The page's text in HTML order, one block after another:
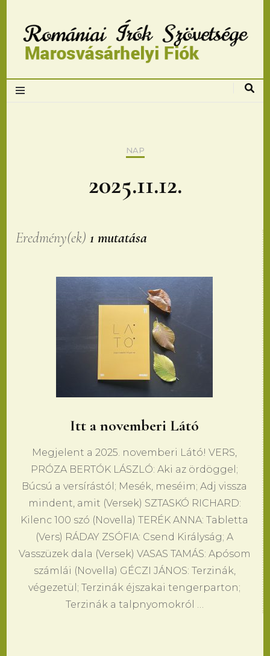
Romániai Írók
Marosvásárhelyi
NAP
2025.11.12.
Eredmény(ek)1 mutatása
Itt a novemberi Látó
Megjelent a 2025. novemberi Látó! VERS,
PRÓZA BERTÓK LÁSZLÓ: Aki az ördöggel;
Búcsú a versírástól; Mesék, meséim; Adj vissza
mindent, amit (Versek) SZTASKÓ RICHARD:
Kilenc 100 szó (Novella) TERÉK ANNA: Tabletta
(Vers) RÁDAY ZSÓFIA: Csend Királyság; A
Vasszüzek dala (Versek) VASAS TAMÁS: Apósom
számlái (Novella) GÉCZI JÁNOS: Terzinák,
végezetül; Terzinák éjszakai tengerparton;
Terzinák a talpnyomokról …